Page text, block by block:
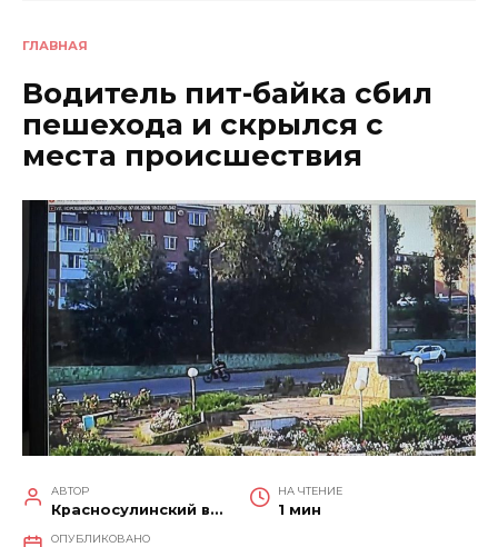
ГЛАВНАЯ
Водитель пит-байка сбил
пешехода и скрылся с
места происшествия
АВТОР
Красносулинский вестник
НА ЧТЕНИЕ
1 мин
ОПУБЛИКОВАНО